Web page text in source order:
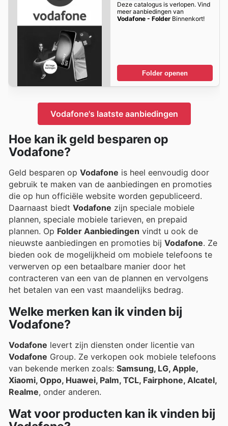
Deze catalogus is verlopen. Vind
meer aanbiedingen van
Vodafone - FolderBinnenkort!
Folder openen
Vodafone's laatste aanbiedingen
Hoe kan ik geld besparen op
Vodafone?
Geld besparen op Vodafone is heel eenvoudig door
gebruik te maken van de aanbiedingen en promoties
die op hun officiële website worden gepubliceerd.
Daarnaast biedt Vodafone zijn speciale mobiele
plannen, speciale mobiele tarieven, en prepaid
plannen. Op Folder Aanbiedingen vindt u ook de
nieuwste aanbiedingen en promoties bij Vodafone. Ze
bieden ook de mogelijkheid om mobiele telefoons te
verwerven op een betaalbare manier door het
contracteren van een van de plannen en vervolgens
het betalen van een vast maandelijks bedrag.
Welke merken kan ik vinden bij
Vodafone?
Vodafone levert zijn diensten onder licentie van
Vodafone Group. Ze verkopen ook mobiele telefoons
van bekende merken zoals: Samsung, LG, Apple,
Xiaomi, Oppo, Huawei, Palm, TCL, Fairphone, Alcatel,
Realme, onder anderen.
Wat voor producten kan ik vinden bij